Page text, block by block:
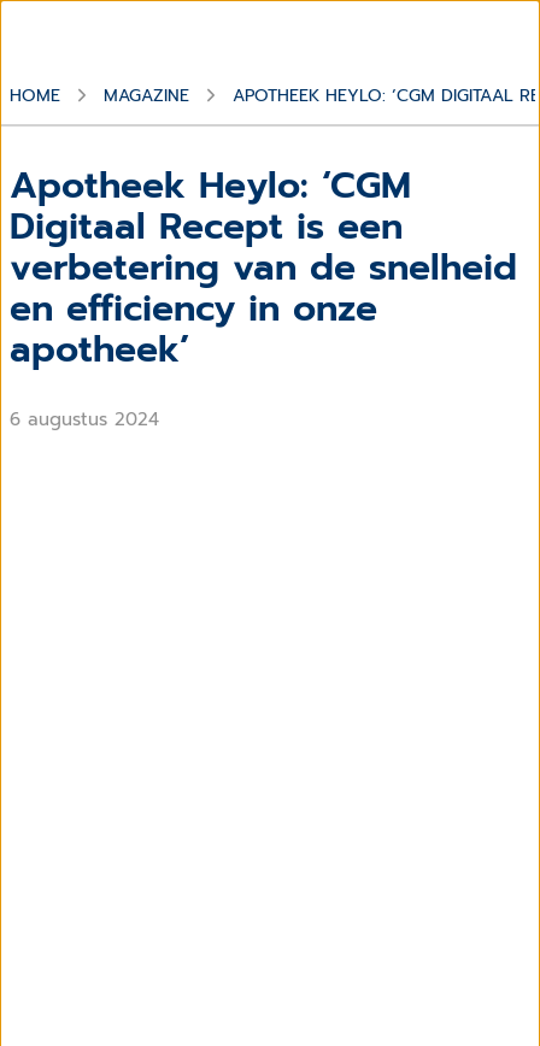
HOME MAGAZINE APOTHEEK HEYLO: ‘CGM DIGITAAL
Apotheek Heylo: ‘CGM
Digitaal Recept is een
verbetering van de snelheid
en efficiency in onze
apotheek’
6 augustus 2024